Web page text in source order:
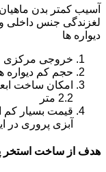
آسیب کمتر بدن
لغزندگی جنس داخلی
دیواره ها
خروجی مرکزی
حجم کم دیواره
2.2 متر
قیمت بسیار کم
آبزی پروری در
هدف از ساخت